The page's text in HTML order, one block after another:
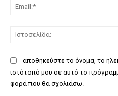
αποθηκεύστε το όνομα, το
ιστότοπό μου σε αυτό το
φορά που θα σχολιάσω.